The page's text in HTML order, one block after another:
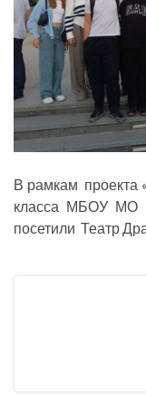
В рамкам проекта
класса МБОУ МО
посетили Театр